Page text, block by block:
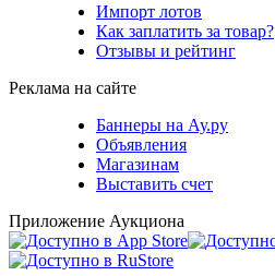
Импорт лотов
Как заплатить за товар?
Отзывы и рейтинг
Реклама на сайте
Баннеры на Ау.ру
Объявления
Магазинам
Выставить счет
Приложение Аукциона